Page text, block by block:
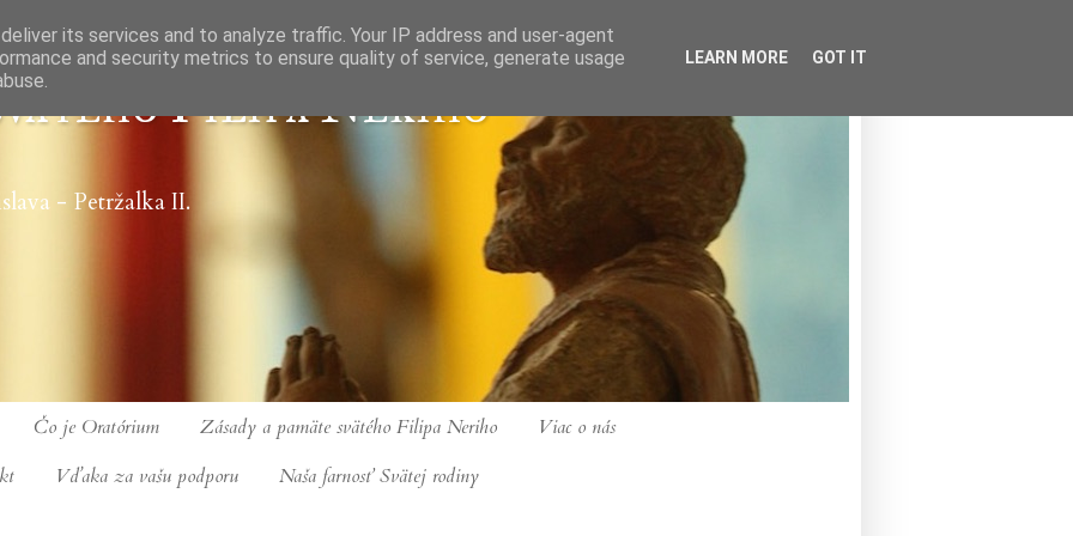
Filipa Nériho
- Petržalka II.
Čo je Oratórium Zásady a pamäte svätého Filipa Neriho
Viac o nás
Vďaka za vašu podporu Naša farnosť Svätej rodiny
its services and to analyze traffic. Your IP address and user-agent
and security metrics to ensure quality of service, generate usage
LEARN MORE GOT IT